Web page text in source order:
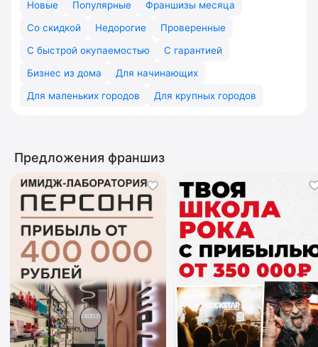
Новые Популярные
Франшизы месяца
Со скидкой
Недорогие
Проверенные
С быстрой окупаемостью
С гарантией
Бизнес из дома
Для начинающих
Для маленьких городов
Для крупных городов
Предложения франшиз